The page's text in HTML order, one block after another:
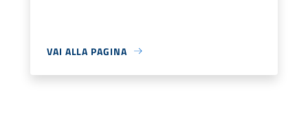
VAI ALLA PAGINA